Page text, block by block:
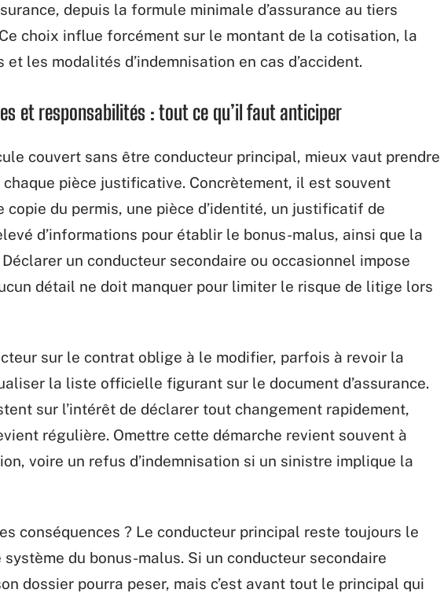
depuis la formule minimale d’assurance au tiers
choix influe forcément sur le montant de la cotisation, la
les modalités d’indemnisation en cas d’accident.
et responsabilités : tout ce qu’il faut anticiper
couvert sans être conducteur principal, mieux vaut prendre
pièce justificative. Concrètement, il est souvent
copie du permis, une pièce d’identité, un justificatif de
d’informations pour établir le bonus-malus, ainsi que la
un conducteur secondaire ou occasionnel impose
détail ne doit manquer pour limiter le risque de litige lors
sur le contrat oblige à le modifier, parfois à revoir la
la liste officielle figurant sur le document d’assurance.
sur l’intérêt de déclarer tout changement rapidement,
régulière. Omettre cette démarche revient souvent à
voire un refus d’indemnisation si un sinistre implique la
conséquences ? Le conducteur principal reste toujours le
du bonus-malus. Si un conducteur secondaire
dossier pourra peser, mais c’est avant tout le principal qui